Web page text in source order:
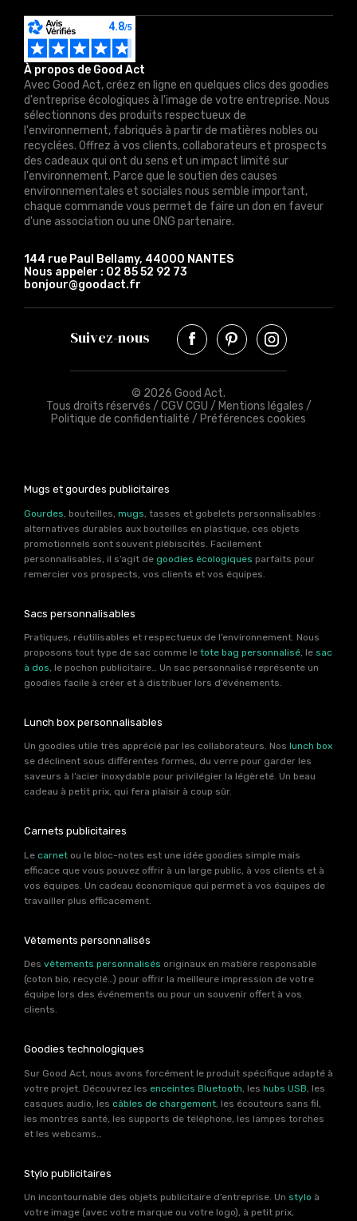
À propos de Good Act
Avec Good Act, créez en ligne en quelques clics des goodies
d'entreprise écologiques à l'image de votre entreprise. Nous
sélectionnons des produits respectueux de
l'environnement, fabriqués à partir de matières nobles ou
recyclées. Offrez à vos clients, collaborateurs et prospects
des cadeaux qui ont du sens et un impact limité sur
l'environnement. Parce que le soutien des causes
environnementales et sociales nous semble important,
chaque commande vous permet de faire un don en faveur
d'une association ou une ONG partenaire.
144 rue Paul Bellamy, 44000 NANTES
Nous appeler : 02 85 52 92 73
bonjour@goodact.fr
Suivez-nous
© 2026 Good Act.
Tous droits réservés / CGV CGU / Mentions légales /
Politique de confidentialité / Préférences cookies
Mugs et gourdes publicitaires
Gourdes , bouteilles, mugs , tasses et gobelets personnalisables :
alternatives durables aux bouteilles en plastique, ces objets
promotionnels sont souvent plébiscités. Facilement
personnalisables, il s’agit de goodies écologiques parfaits pour
remercier vos prospects, vos clients et vos équipes.
Sacs personnalisables
Pratiques, réutilisables et respectueux de l’environnement. Nous
proposons tout type de sac comme le tote bag personnalisé, le sac
à dos, le pochon publicitaire… Un sac personnalisé représente un
goodies facile à créer et à distribuer lors d’événements.
Lunch box personnalisables
Un goodies utile très apprécié par les collaborateurs. Nos lunch box
se déclinent sous différentes formes, du verre pour garder les
saveurs à l’acier inoxydable pour privilégier la légèreté. Un beau
cadeau à petit prix, qui fera plaisir à coup sûr.
Carnets publicitaires
Le carnet ou le bloc-notes est une idée goodies simple mais
efficace que vous pouvez offrir à un large public, à vos clients et à
vos équipes. Un cadeau économique qui permet à vos équipes de
travailler plus efficacement.
Vêtements personnalisés
Des vêtements personnalisés originaux en matière responsable
(coton bio, recyclé…) pour offrir la meilleure impression de votre
équipe lors des événements ou pour un souvenir offert à vos
clients.
Goodies technologiques
Sur Good Act, nous avons forcément le produit spécifique adapté à
votre projet. Découvrez les enceintes Bluetooth , les hubs USB , les
casques audio, les câbles de chargement , les écouteurs sans fil,
les montres santé, les supports de téléphone, les lampes torches
et les webcams…
Stylo publicitaires
Un incontournable des objets publicitaire d’entreprise. Un stylo à
votre image (avec votre marque ou votre logo), à petit prix,